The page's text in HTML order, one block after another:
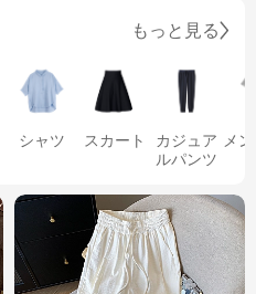
もっと見る
シャツ スカート
カジュア
ルパンツ
メ